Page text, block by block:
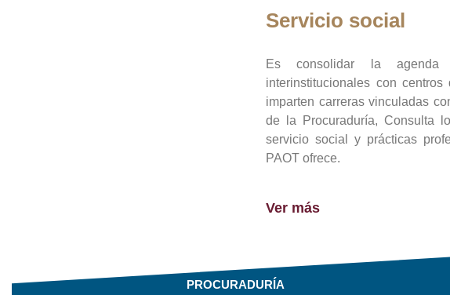
Servicio social
Es consolidar la agenda
interinstitucionales con centros
imparten carreras vinculadas
de la Procuraduría, Consulta
servicio social y prácticas
PAOT ofrece.
Ver más
PROCURADURÍA